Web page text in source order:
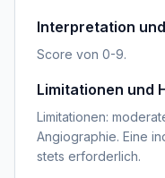
Interpretation
Score von 0-9.
Limitationen und
Limitationen:
Angiographie. Eine
stets erforderlich.